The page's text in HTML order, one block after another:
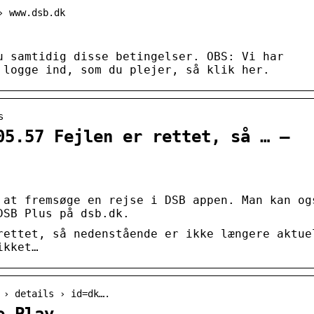
samtidig disse betingelser. OBS: Vi har
logge ind, som du plejer, så klik her.
05.57 Fejlen er rettet, så … –
en rejse i DSB appen. Man kan
Plus på dsb.dk.
rettet, så nedenstående er ikke længere
details › id=dk….